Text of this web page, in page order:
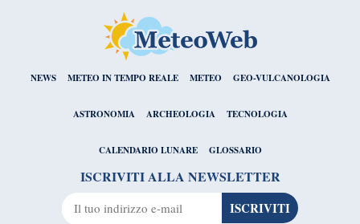
NEWS METEO IN TEMPO REALE METEO GEO-VULCANOLOGIA
ASTRONOMIA ARCHEOLOGIA TECNOLOGIA
CALENDARIO LUNARE GLOSSARIO
ISCRIVITI ALLA NEWSLETTER